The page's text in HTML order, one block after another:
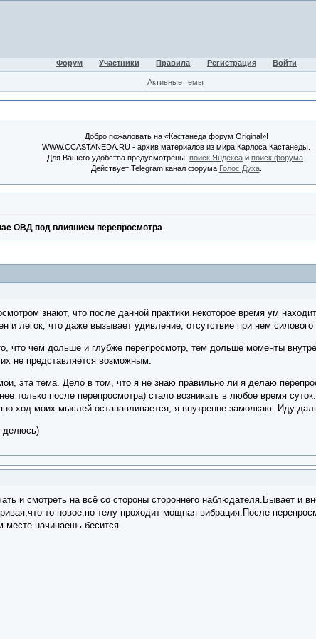
Форум Участники Правила Регистрация Войти
Активные темы
Добро пожаловать на «Кастанеда форум Original»!
WWW.CCASTANEDA.RU - архив материалов из мира Карлоса Кастанеды.
Для Вашего удобства предусмотрены:поиск Яндекса ипоиск форума
Действует Telegram канал форума Голос Духа.
ОВД под влиянием перепросмотра
знают, что после данной практики некоторое время ум
и легок, что даже вызывает удивление, отсутствие при нем
что чем дольше и глубже перепросмотр, тем дольше моменты
не представляется возможным.
эта тема. Дело в том, что я не знаю правильно ли я делаю
только после перепросмотра) стало возникать в любое время
ход моих мыслей останавливается, я внутренне замолкаю. Иду
делюсь)
и смотреть на всё со стороны стороннего наблюдателя.Бывает и
то новое,по телу проходит мощная вибрация.После
месте начинаешь бесится.